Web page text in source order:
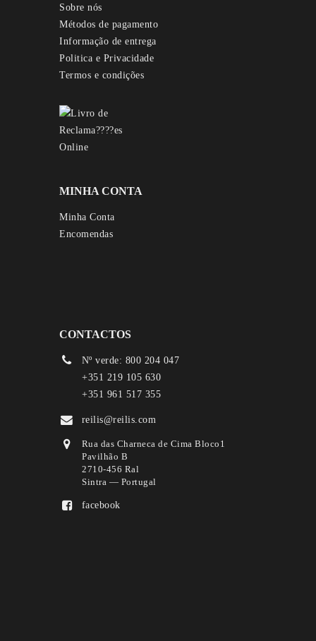
Sobre nós
Métodos de pagamento
Informação de entrega
Politica e Privacidade
Termos e condições
MINHA CONTA
Minha Conta
Encomendas
CONTACTOS
Nº verde: 800 204 047
+351 219 105 630
+351 961 517 355
reilis@reilis.com
Rua das Charneca de Cima Bloco1
Pavilhão B
2710-456 Ral
Sintra — Portugal
facebook